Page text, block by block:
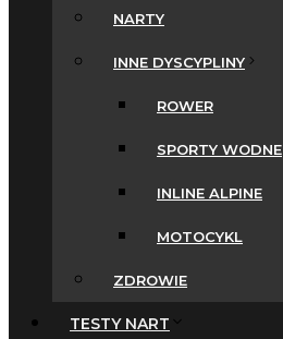
NARTY
INNE DYSCYPLINY
ROWER
SPORTY WODNE
INLINE ALPINE
MOTOCYKL
ZDROWIE
TESTY NART